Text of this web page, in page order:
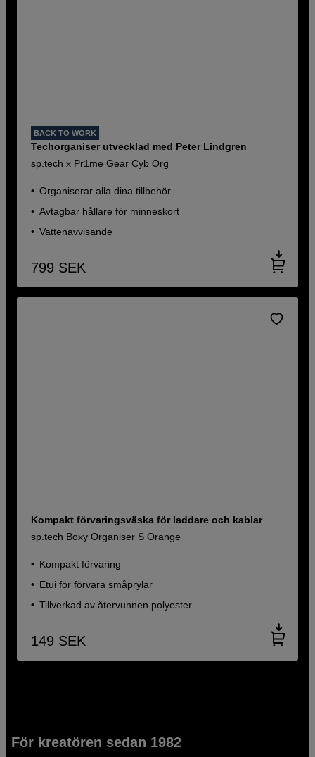
BACK TO WORK
Techorganiser utvecklad med Peter Lindgren
sp.tech x Pr1me Gear Cyb Org
Organiserar alla dina tillbehör
Avtagbar hållare för minneskort
Vattenavvisande
799 SEK
Kompakt förvaringsväska för laddare och kablar
sp.tech Boxy Organiser S Orange
Kompakt förvaring
Etui för förvara småprylar
Tillverkad av återvunnen polyester
149 SEK
För kreatören sedan 1982